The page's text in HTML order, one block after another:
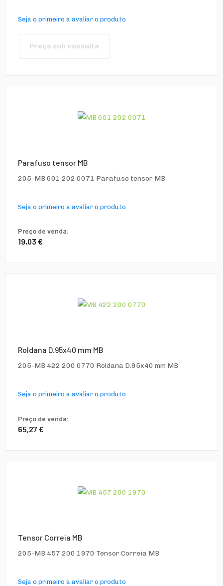
Seja o primeiro a avaliar o produto
Preço sob consulta
Parafuso tensor MB
205-MB 601 202 0071 Parafuso tensor MB
Seja o primeiro a avaliar o produto
Preço de venda:
19,03 €
Roldana D.95x40 mm MB
205-MB 422 200 0770 Roldana D.95x40 mm MB
Seja o primeiro a avaliar o produto
Preço de venda:
65,27 €
Tensor Correia MB
205-MB 457 200 1970 Tensor Correia MB
Seja o primeiro a avaliar o produto